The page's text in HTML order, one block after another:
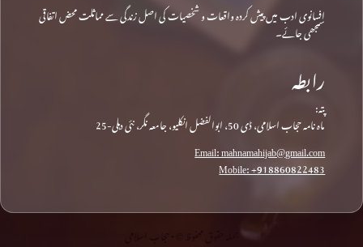
افسانوی ادب میں پیش کردہ واقعات و شخصیات کی اصل زندگی سے مماثلت محض اتفاقی
سمجھی جائے۔
رابطہ
پتہ:
ماہ نامہ حجاب اسلامی، ڈی 50، ابوالفضل انکلیو، جامعہ نگر، نئی دہلی-25
Email: mahnamahijab@gmail.com
Mobile: +918860822483